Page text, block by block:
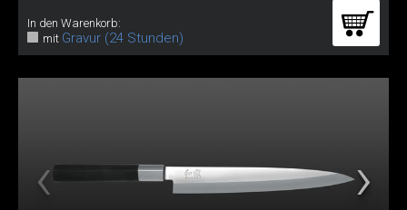
In den Warenkorb:
mit Gravur (24 Stunden)